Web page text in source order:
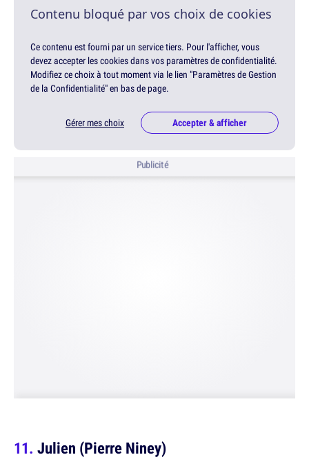
Contenu bloqué par vos choix de cookies
Ce contenu est fourni par un service tiers. Pour l'afficher, vous
devez accepter les cookies dans vos paramètres de confidentialité.
Modifiez ce choix à tout moment via le lien "Paramètres de Gestion
de la Confidentialité" en bas de page.
Gérer mes choix Accepter & afficher
Publicité
Julien (Pierre Niney)